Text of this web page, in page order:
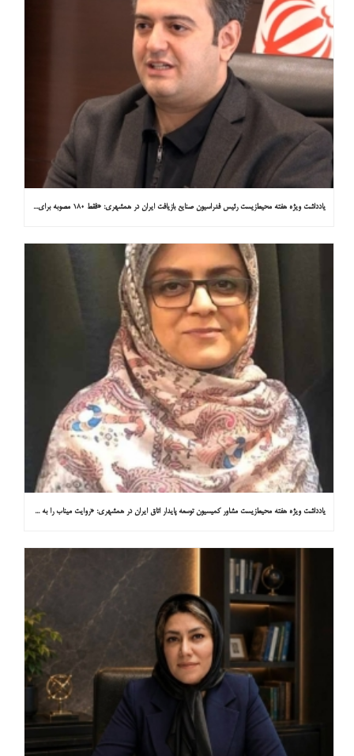
یادداشت ویژه هفته محیط‌زیست رئیس فدراسیون صنایع بازیافت ایران در همشهری: «فقط ۱۸۰ مصوبه برای خارج کردن خودروهای فرسوده از خیابان‌ها»
یادداشت ویژه هفته محیط‌زیست مشاور کمیسیون توسعه پایدار اتاق ایران در همشهری: «روایت میناب را به کاپ ۳۱ ببریم»